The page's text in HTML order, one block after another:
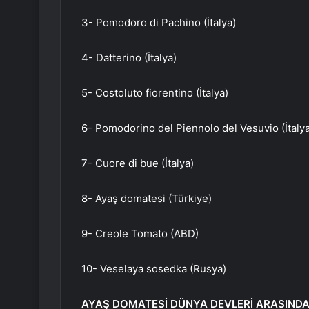
3- Pomodoro di Pachino (İtalya)
4- Datterino (İtalya)
5- Costoluto fiorentino (İtalya)
6- Pomodorino del Piennolo del Vesuvio
7- Cuore di bue (İtalya)
8- Ayaş domatesi (Türkiye)
9- Creole Tomato (ABD)
10- Veselaya sosedka (Rusya)
AYAŞ DOMATESİ DÜNYA DEVLERİ ARASINDA